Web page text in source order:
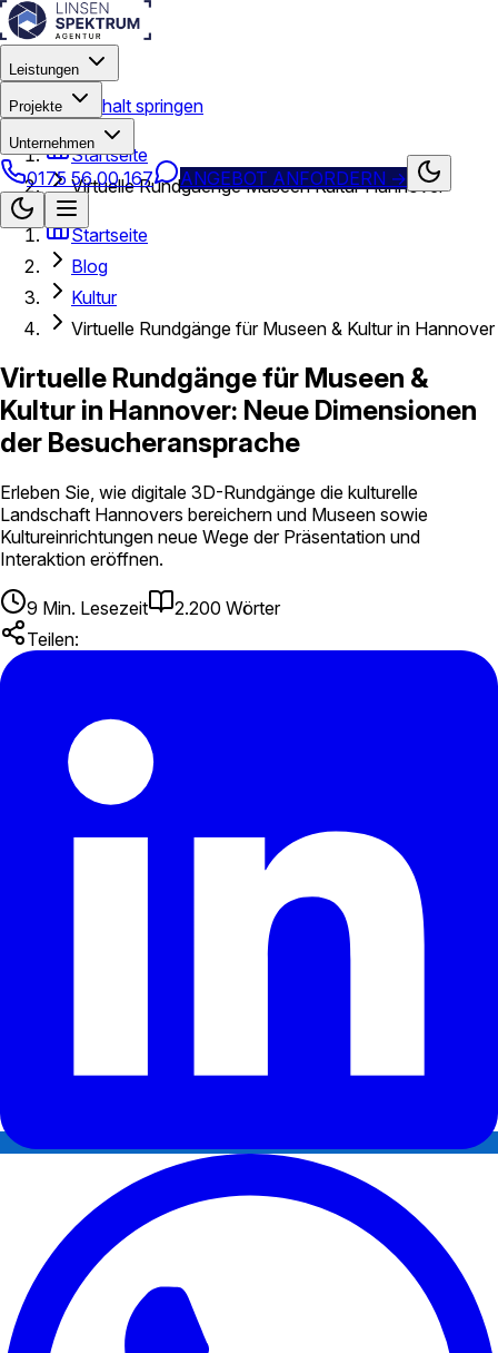
Zum Hauptinhalt springen
Startseite
Virtuelle Rundgaenge Museen Kultur Hannover
Leistungen
Projekte
Unternehmen
0175 56 00 167 ANGEBOT ANFORDERN →
Startseite
Blog
Kultur
Virtuelle Rundgänge für Museen & Kultur in Hannover
Virtuelle Rundgänge für Museen &
Kultur in Hannover: Neue Dimensionen
der Besucheransprache
Erleben Sie, wie digitale 3D-Rundgänge die kulturelle
Landschaft Hannovers bereichern und Museen sowie
Kultureinrichtungen neue Wege der Präsentation und
Interaktion eröffnen.
9 Min. Lesezeit 2.200 Wörter
Teilen: